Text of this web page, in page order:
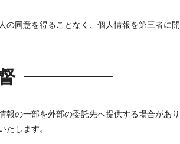
の同意を得ることなく、個人情報を第三者に開
の一部を外部の委託先へ提供する場合があり
します。